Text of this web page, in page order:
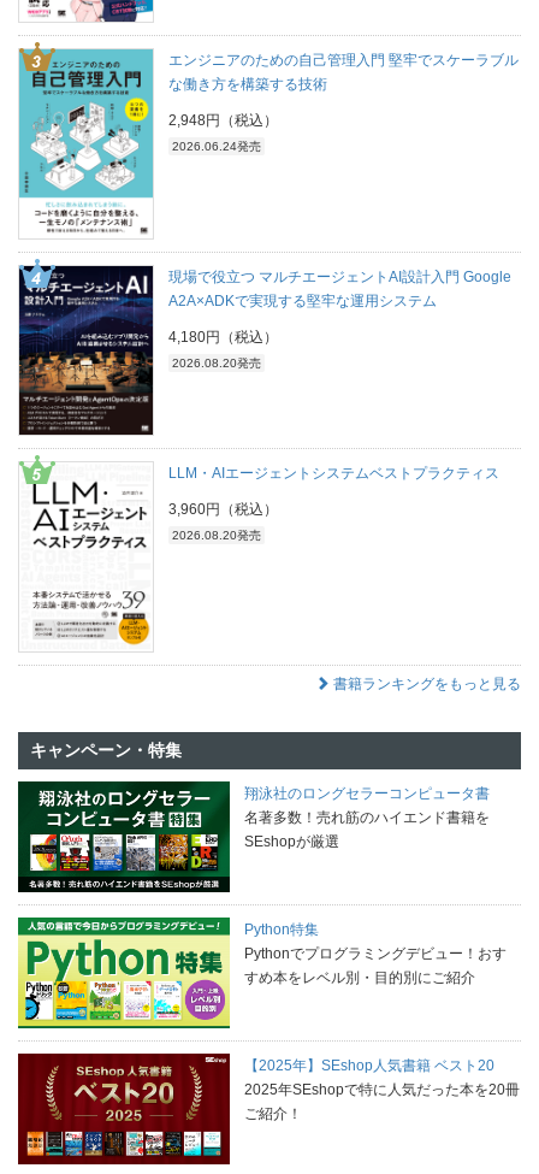
エンジニアのための自己管理入門 堅牢でスケーラブル
な働き方を構築する技術
2,948円（税込）
2026.06.24発売
現場で役立つ マルチエージェントAI設計入門 Google
A2A×ADKで実現する堅牢な運用システム
4,180円（税込）
2026.08.20発売
LLM・AIエージェントシステムベストプラクティス
3,960円（税込）
2026.08.20発売
書籍ランキングをもっと見る
キャンペーン・特集
翔泳社のロングセラーコンピュータ書
名著多数！売れ筋のハイエンド書籍を
SEshopが厳選
Python特集
Pythonでプログラミングデビュー！おす
すめ本をレベル別・目的別にご紹介
【2025年】SEshop人気書籍 ベスト20
2025年SEshopで特に人気だった本を20冊
ご紹介！